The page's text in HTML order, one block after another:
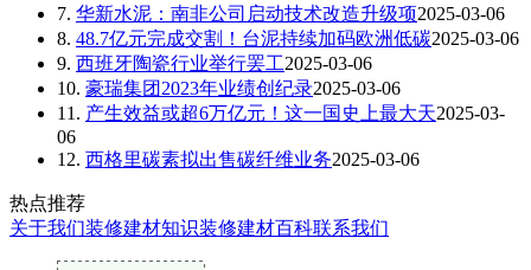
7. 华新水泥：南非公司启动技术改造升级项2025-03-06
8. 48.7亿元完成交割！台泥持续加码欧洲低碳2025-03-06
9. 西班牙陶瓷行业举行罢工2025-03-06
10. 豪瑞集团2023年业绩创纪录2025-03-06
11. 产生效益或超6万亿元！这一国史上最大天2025-03-
06
12. 西格里碳素拟出售碳纤维业务2025-03-06
热点推荐
关于我们装修建材知识装修建材百科联系我们